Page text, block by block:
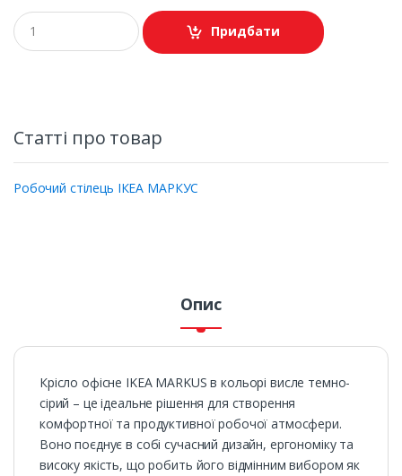
Придбати
Статті про товар
Робочий стілець ІКЕА МАРКУС
Опис
Крісло офісне IKEA MARKUS в кольорі висле темно-
сірий – це ідеальне рішення для створення
комфортної та продуктивної робочої атмосфери.
Воно поєднує в собі сучасний дизайн, ергономіку та
високу якість, що робить його відмінним вибором як